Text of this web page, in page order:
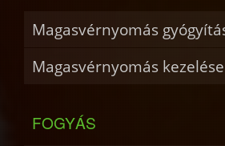
Magasvérnyomás
Magasvérnyomás kezelése
FOGYÁS